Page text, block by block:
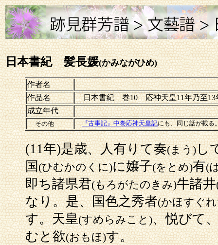
日本書紀 髪長媛(かみながひめ)
作者名
作品名
日本書紀 巻10 応神天皇11年乃至13
成立年代
その他 『古事記』中巻応神天皇記にも、同じ話が載る
(11年)是歳、人有りて奏(まう)し
国(ひむかのくに)に嬢子(をとめ)有(
即ち諸県君(もろがたのきみ)牛諸井
なり。是、国色之秀者(かほすぐ
す。天皇(すめらみこと)、悦びて
むと欲(おもほ)す。